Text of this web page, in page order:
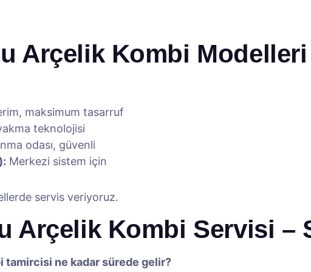
Arçelik Kombi Modelleri
maksimum tasarruf
teknolojisi
odası, güvenli
Merkezi sistem için
servis veriyoruz.
Arçelik Kombi Servisi –
tamircisi ne kadar sürede gelir?